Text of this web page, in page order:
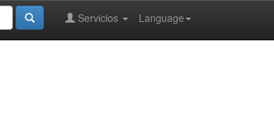
Language
Servicios